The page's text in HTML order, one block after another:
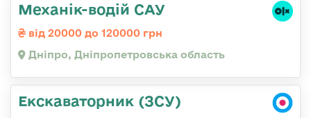
Механік-водій САУ
від 20000 до 120000 грн
Дніпро, Дніпропетровська область
Екскаваторник (ЗСУ)